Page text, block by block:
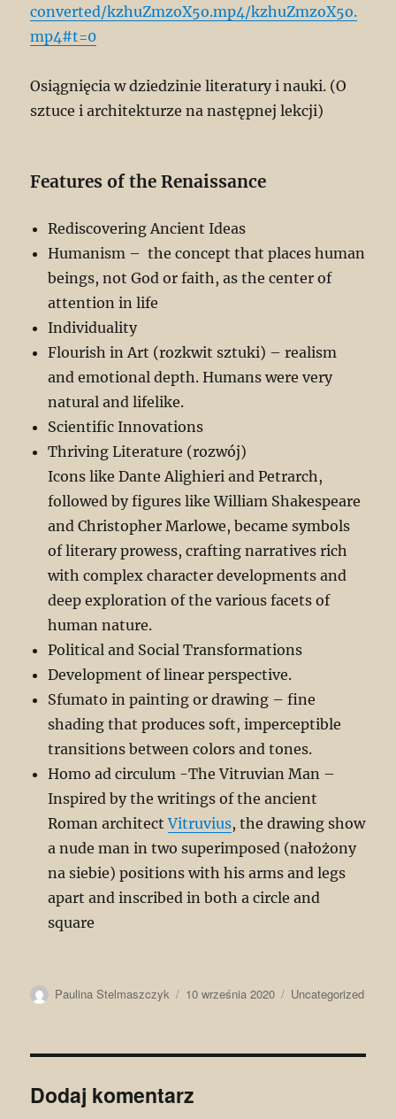
converted/kzhuZmzoX5o.mp4/kzhuZmzoX5o.
mp4#t=0
Osiągnięcia w dziedzinie literatury i nauki. (O
sztuce i architekturze na następnej lekcji)
Features of the Renaissance
Rediscovering Ancient Ideas
Humanism – the concept that places human
beings, not God or faith, as the center of
attention in life
Individuality
Flourish in Art (rozkwit sztuki) – realism
and emotional depth. Humans were very
natural and lifelike.
Scientific Innovations
Thriving Literature (rozwój)
Icons like Dante Alighieri and Petrarch,
followed by figures like William Shakespeare
and Christopher Marlowe, became symbols
of literary prowess, crafting narratives rich
with complex character developments and
deep exploration of the various facets of
human nature.
Political and Social Transformations
Development of linear perspective.
Sfumato in painting or drawing – fine
shading that produces soft, imperceptible
transitions between colors and tones.
Homo ad circulum -The Vitruvian Man –
Inspired by the writings of the ancient
Roman architectVitruvius, the drawing show
a nude man in two superimposed (nałożony
na siebie) positions with his arms and legs
apart and inscribed in both a circle and
square
Autor
Paulina Stelmaszczyk
Data
10 września 2020 Kategorie
Uncategorized
Dodaj komentarz